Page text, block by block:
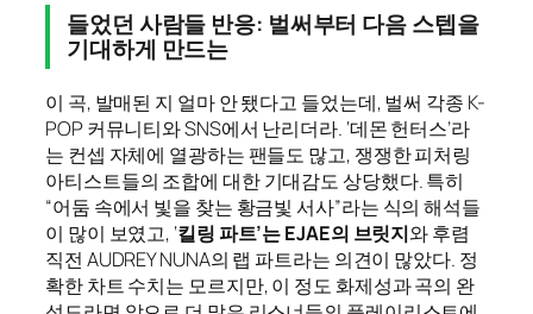
들었던 사람들 반응: 벌써부터 다음 스텝을
기대하게 만드는
이 곡, 발매된 지 얼마 안 됐다고 들었는데, 벌써 각종 K-
POP 커뮤니티와 SNS에서 난리더라. ‘데몬 헌터스’라
는 컨셉 자체에 열광하는 팬들도 많고, 쟁쟁한 피처링
아티스트들의 조합에 대한 기대감도 상당했다. 특히
“어둠 속에서 빛을 찾는 황금빛 서사”라는 식의 해석들
이 많이 보였고, ‘킬링 파트’는 EJAE의 브릿지와 후렴
직전 AUDREY NUNA의 랩 파트라는 의견이 많았다. 정
확한 차트 수치는 모르지만, 이 정도 화제성과 곡의 완